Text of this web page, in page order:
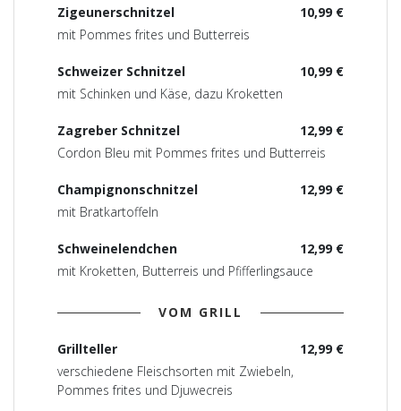
10,99 €
Zigeunerschnitzel
mit Pommes frites und Butterreis
10,99 €
Schweizer Schnitzel
mit Schinken und Käse, dazu Kroketten
12,99 €
Zagreber Schnitzel
Cordon Bleu mit Pommes frites und Butterreis
12,99 €
Champignonschnitzel
mit Bratkartoffeln
12,99 €
Schweinelendchen
mit Kroketten, Butterreis und Pfifferlingsauce
VOM GRILL
12,99 €
Grillteller
verschiedene Fleischsorten mit Zwiebeln,
Pommes frites und Djuwecreis